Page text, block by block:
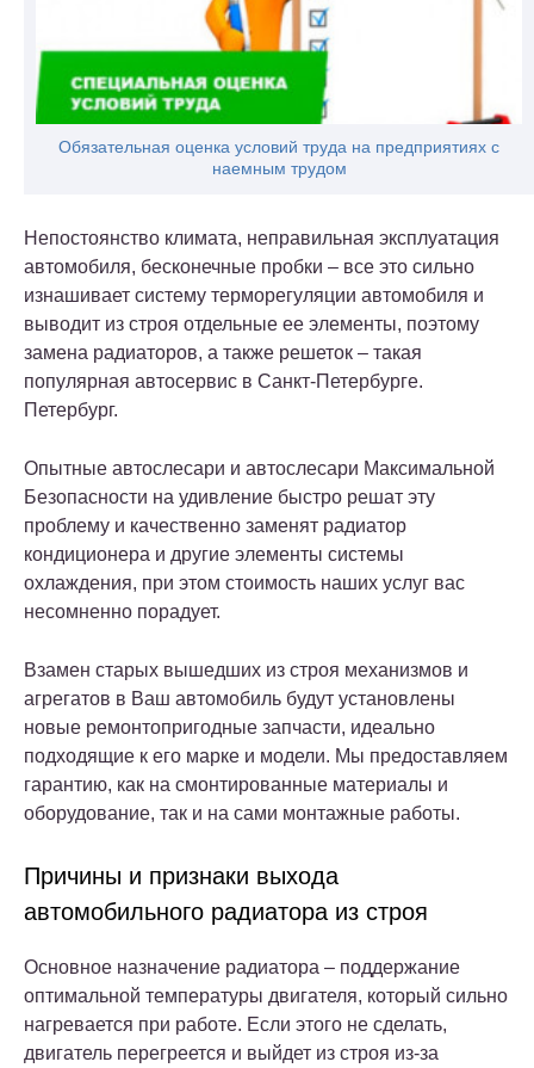
Обязательная оценка условий труда на предприятиях с
наемным трудом
Непостоянство климата, неправильная эксплуатация
автомобиля, бесконечные пробки – все это сильно
изнашивает систему терморегуляции автомобиля и
выводит из строя отдельные ее элементы, поэтому
замена радиаторов, а также решеток – такая
популярная автосервис в Санкт-Петербурге.
Петербург.
Опытные автослесари и автослесари Максимальной
Безопасности на удивление быстро решат эту
проблему и качественно заменят радиатор
кондиционера и другие элементы системы
охлаждения, при этом стоимость наших услуг вас
несомненно порадует.
Взамен старых вышедших из строя механизмов и
агрегатов в Ваш автомобиль будут установлены
новые ремонтопригодные запчасти, идеально
подходящие к его марке и модели. Мы предоставляем
гарантию, как на смонтированные материалы и
оборудование, так и на сами монтажные работы.
Причины и признаки выхода
автомобильного радиатора из строя
Основное назначение радиатора – поддержание
оптимальной температуры двигателя, который сильно
нагревается при работе. Если этого не сделать,
двигатель перегреется и выйдет из строя из-за